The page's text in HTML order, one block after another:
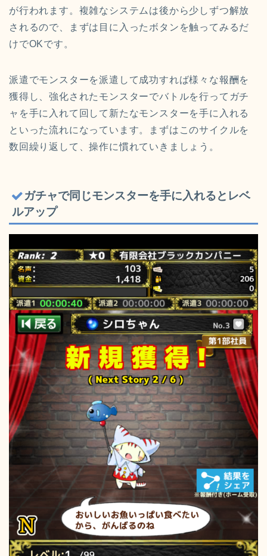
が行われます。複雑なシステムは後から少しずつ解放
されるので、まずは目に入ったボタンを触ってみるだ
けでOKです。
派遣でモンスターを派遣して成功すれば様々な報酬を
獲得し、強化されたモンスターでバトルを行ってガチ
ャを手に入れて回して新たなモンスターを手に入れる
といった流れになっています。まずはこのサイクルを
数回繰り返して、操作に慣れていきましょう。
ガチャで同じモンスターを手に入れるとレベ
ルアップ